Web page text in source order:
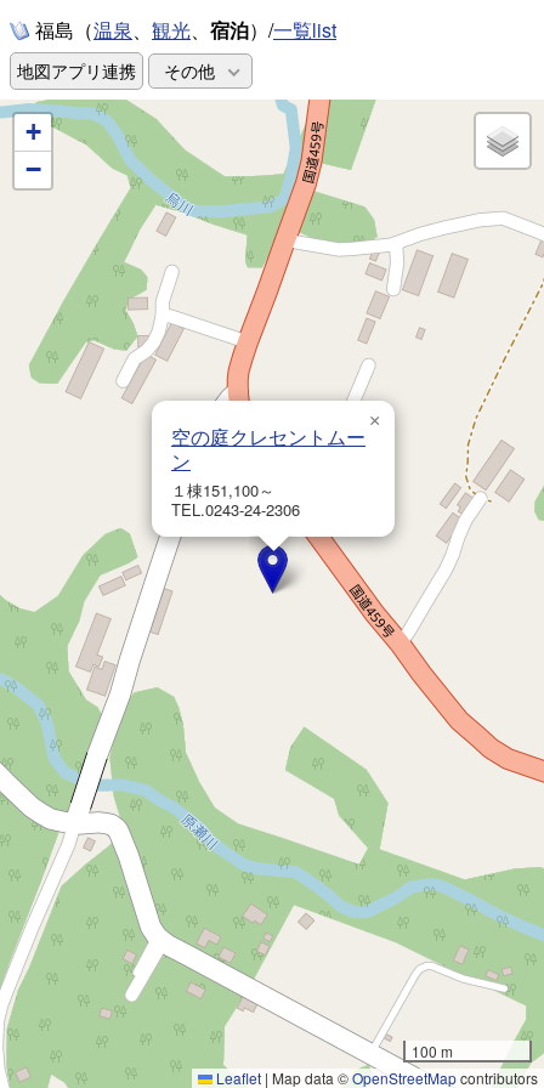
福島（温泉 、 観光、 宿泊）/一覧list
地図アプリ連携 その他
空の庭クレセントムー
ン
１棟151,100～
TEL.0243-24-2306
×
+
−
100 m
Leaflet | Map data ©OpenStreetMapcontributors